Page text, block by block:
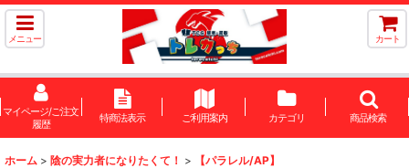
メニュー カート
マイページ/ご注文
履歴
特商法表示 ご利用案内 カテゴリ 商品検索
ホーム > 陰の実力者になりたくて！ >
【パラレル/AP】